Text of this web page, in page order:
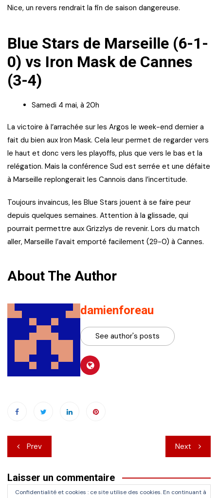
Nice, un revers rendrait la fin de saison dangereuse.
Blue Stars de Marseille (6-1-
0) vs Iron Mask de Cannes
(3-4)
Samedi 4 mai, à 20h
La victoire à l’arrachée sur les Argos le week-end dernier a
fait du bien aux Iron Mask. Cela leur permet de regarder vers
le haut et donc vers les playoffs, plus que vers le bas et la
relégation. Mais la conférence Sud est serrée et une défaite
à Marseille replongerait les Cannois dans l’incertitude.
Toujours invaincus, les Blue Stars jouent à se faire peur
depuis quelques semaines. Attention à la glissade, qui
pourrait permettre aux Grizzlys de revenir. Lors du match
aller, Marseille l’avait emporté facilement (29-0) à Cannes.
About The Author
damienforeau
See author's posts
Navigation
de
l’article
Prev Next
Laisser un commentaire
Confidentialité et cookies : ce site utilise des cookies. En continuant à